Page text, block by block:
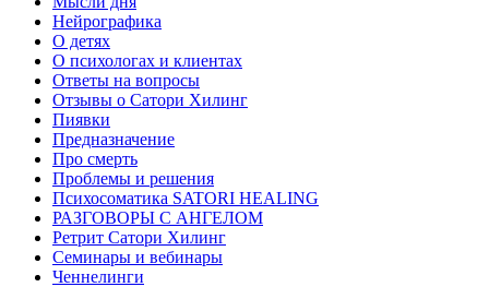
Нейрографика
О детях
О психологах и клиентах
Ответы на вопросы
Отзывы о Сатори Хилинг
Пиявки
Предназначение
Про смерть
Проблемы и решения
Психосоматика SATORI HEALING
РАЗГОВОРЫ С АНГЕЛОМ
Ретрит Сатори Хилинг
Семинары и вебинары
Ченнелинги